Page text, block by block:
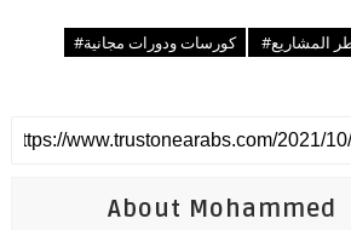
المشاريع#
كورسات ودورات مجانية#
About Mohammed